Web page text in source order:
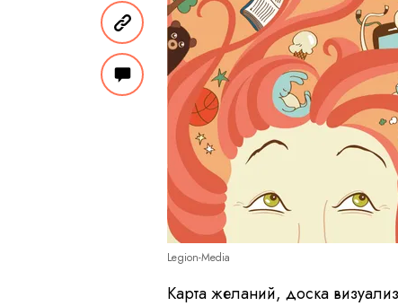
Legion-Media
Карта желаний, доска